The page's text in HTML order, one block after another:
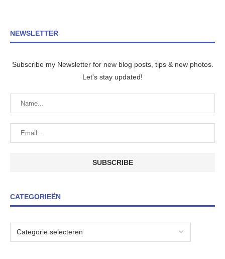
NEWSLETTER
Subscribe my Newsletter for new blog posts, tips & new photos.
Let's stay updated!
CATEGORIEËN